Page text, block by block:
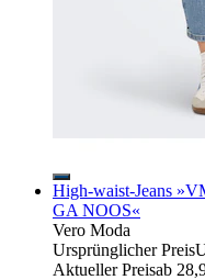
High-waist-Jeans
GA NOOS«
Vero Moda
Ursprünglicher Preis
Aktueller Preisab